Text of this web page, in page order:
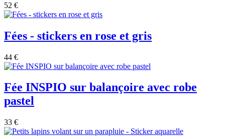
52 €
Fées - stickers en rose et gris
44 €
Fée INSPIO sur balançoire avec robe
pastel
33 €